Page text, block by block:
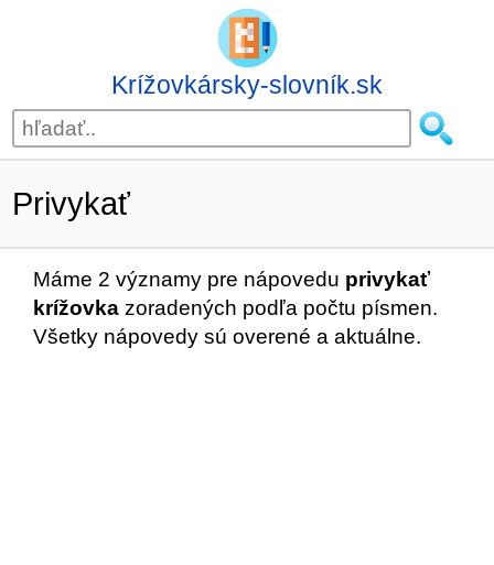
Krížovkársky-slovník.sk
Privykať
Máme 2 významy pre nápovedu privykať
krížovka zoradených podľa počtu písmen.
Všetky nápovedy sú overené a aktuálne.